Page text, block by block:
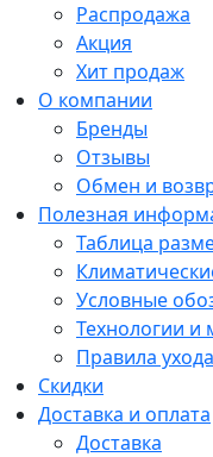
Распродажа
Акция
Хит продаж
О компании
Бренды
Отзывы
Обмен и
Полезная
Таблица
Условные
Технологии и
Правила ухода
Скидки
Доставка и оплата
Доставка